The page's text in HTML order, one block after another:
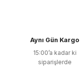
Ürün resmi
Ürün
Ürün bilgilerinde
Aynı Gün Kargo
15:00’a kadar ki
siparişlerde